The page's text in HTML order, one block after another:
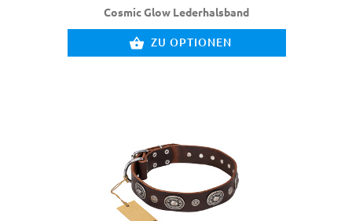
Cosmic Glow Lederhalsband
ZU OPTIONEN